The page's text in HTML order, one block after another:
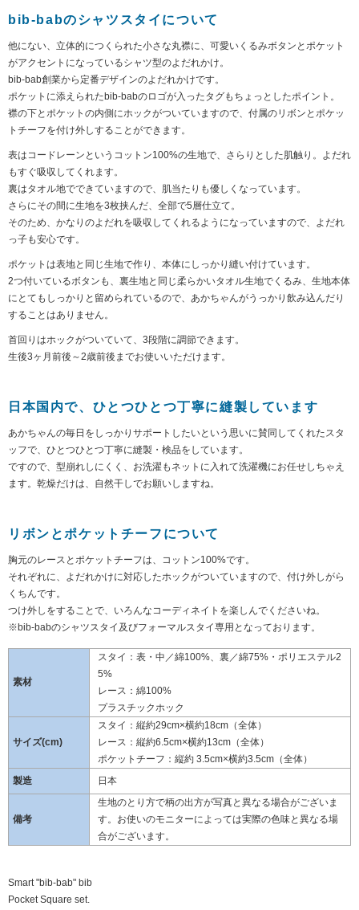
bib-babのシャツスタイについて
他にない、立体的につくられた小さな丸襟に、可愛いくるみボタンとポケット
がアクセントになっているシャツ型のよだれかけ。
bib-bab創業から定番デザインのよだれかけです。
ポケットに添えられたbib-babのロゴが入ったタグもちょっとしたポイント。
襟の下とポケットの内側にホックがついていますので、付属のリボンとポケッ
トチーフを付け外しすることができます。
表はコードレーンというコットン100%の生地で、さらりとした肌触り。よだれ
もすぐ吸収してくれます。
裏はタオル地でできていますので、肌当たりも優しくなっています。
さらにその間に生地を3枚挟んだ、全部で5層仕立て。
そのため、かなりのよだれを吸収してくれるようになっていますので、よだれ
っ子も安心です。
ポケットは表地と同じ生地で作り、本体にしっかり縫い付けています。
2つ付いているボタンも、裏生地と同じ柔らかいタオル生地でくるみ、生地本体
にとてもしっかりと留められているので、あかちゃんがうっかり飲み込んだり
することはありません。
首回りはホックがついていて、3段階に調節できます。
生後3ヶ月前後～2歳前後までお使いいただけます。
日本国内で、ひとつひとつ丁寧に縫製しています
あかちゃんの毎日をしっかりサポートしたいという思いに賛同してくれたスタ
ッフで、ひとつひとつ丁寧に縫製・検品をしています。
ですので、型崩れしにくく、お洗濯もネットに入れて洗濯機にお任せしちゃえ
ます。乾燥だけは、自然干しでお願いしますね。
リボンとポケットチーフについて
胸元のレースとポケットチーフは、コットン100%です。
それぞれに、よだれかけに対応したホックがついていますので、付け外しがら
くちんです。
つけ外しをすることで、いろんなコーディネイトを楽しんでくださいね。
※bib-babのシャツスタイ及びフォーマルスタイ専用となっております。
素材
スタイ：表・中／綿100%、裏／綿75%・ポリエステル2
5%
レース：綿100%
プラスチックホック
サイズ(cm)
スタイ：縦約29cm×横約18cm（全体）
レース：縦約6.5cm×横約13cm（全体）
ポケットチーフ：縦約 3.5cm×横約3.5cm（全体）
製造
日本
備考
生地のとり方で柄の出方が写真と異なる場合がございま
す。お使いのモニターによっては実際の色味と異なる場
合がございます。
Smart "bib-bab" bib
Pocket Square set.